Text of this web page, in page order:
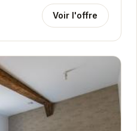
Voir l'offre